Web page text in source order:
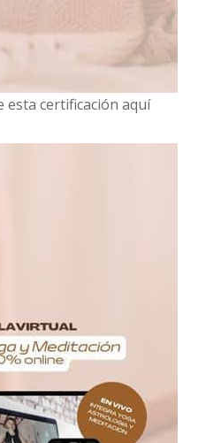
esta certificación aquí